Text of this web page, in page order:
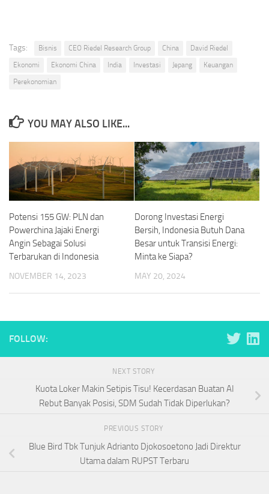
Tags: Bisnis CEO Riedel Research Group China
David Riedel
Ekonomi
Ekonomi China India Investasi Jepang
Keuangan
Perekonomian
YOU MAY ALSO LIKE...
Potensi 155 GW: PLN dan
Powerchina Jajaki Energi
Angin Sebagai Solusi
Terbarukan di Indonesia
NOVEMBER 14, 2023
Dorong Investasi Energi
Bersih, Indonesia Butuh Dana
Besar untuk Transisi Energi:
Minta ke Siapa?
MAY 20, 2024
FOLLOW:
NEXT STORY
Kuota Loker Makin Setipis Tisu! Kecerdasan Buatan AI
Rebut Banyak Posisi, SDM Sudah Tidak Diperlukan?
PREVIOUS STORY
Blue Bird Tbk Tunjuk Adrianto Djokosoetono Jadi Direktur
Utama dalam RUPST Terbaru